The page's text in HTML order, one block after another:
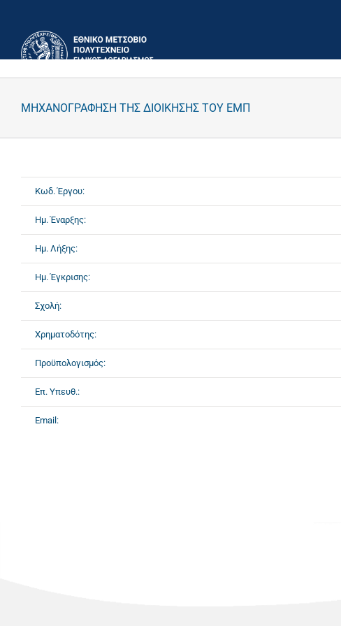
περιεχόμενο
ΜΗΧΑΝΟΓΡΑΦΗΣΗ ΤΗΣ ΔΙΟΙΚΗΣΗΣ ΤΟΥ ΕΜΠ
Κωδ. Έργου:
Ημ. Έναρξης:
Ημ. Λήξης:
Ημ. Έγκρισης:
Σχολή:
Χρηματοδότης:
Προϋπολογισμός:
Επ. Υπευθ.:
Email: